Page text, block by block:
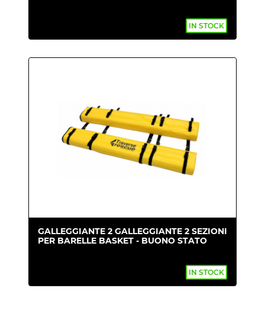
IN STOCK
GALLEGGIANTE 2 GALLEGGIANTE 2 SEZIONI
PER BARELLE BASKET - BUONO STATO
IN STOCK